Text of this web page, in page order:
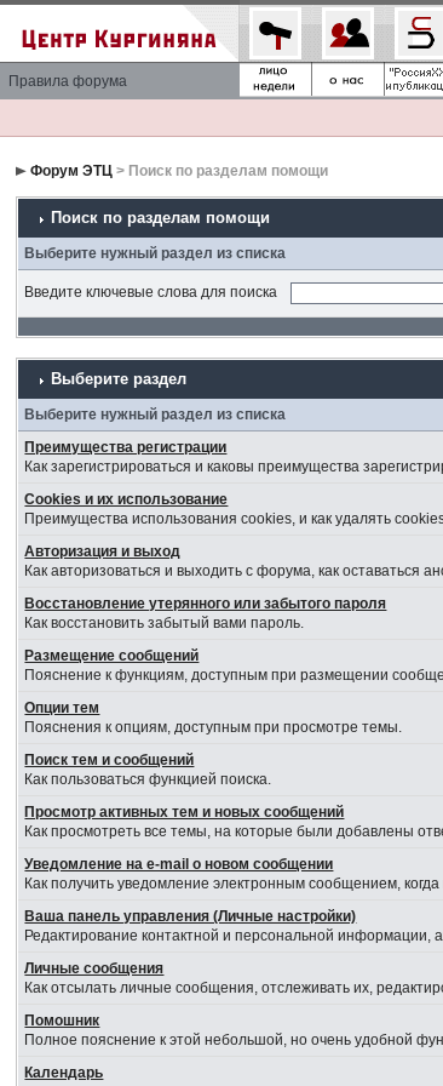
Правила форума
Форум ЭТЦ > Поиск по разделам помощи
Поиск по разделам помощи
Выберите нужный раздел из списка
Введите ключевые слова для поиска
Выберите раздел
Выберите нужный раздел из списка
Преимущества регистрации
Как зарегистрироваться и каковы преимущества
Cookies и их использование
Преимущества использования cookies, и как удалять
Авторизация и выход
Как авторизоваться и выходить с форума, как оставаться
Восстановление утерянного или забытого пароля
Как восстановить забытый вами пароль.
Размещение сообщений
Пояснение к функциям, доступным при размещении
Опции тем
Пояснения к опциям, доступным при просмотре темы.
Поиск тем и сообщений
Как пользоваться функцией поиска.
Просмотр активных тем и новых сообщений
Как просмотреть все темы, на которые были добавлены
Уведомление на е-mail о новом сообщении
Как получить уведомление электронным сообщением,
Ваша панель управления (Личные настройки)
Редактирование контактной и персональной
Личные сообщения
Как отсылать личные сообщения, отслеживать их,
Помошник
Полное пояснение к этой небольшой, но очень удобной
Календарь